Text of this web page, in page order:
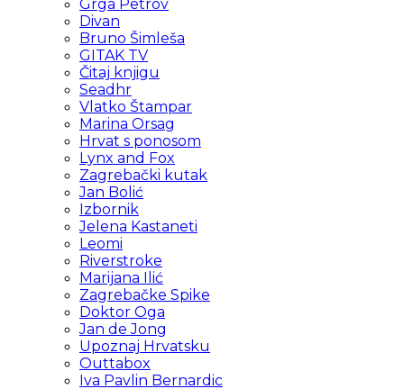
Grga Petrov
Divan
Bruno Šimleša
GITAK TV
Čitaj knjigu
Seadhr
Vlatko Štampar
Marina Orsag
Hrvat s ponosom
Lynx and Fox
Zagrebački kutak
Jan Bolić
Izbornik
Jelena Kastaneti
Leomi
Riverstroke
Marijana Ilić
Zagrebačke Spike
Doktor Oga
Jan de Jong
Upoznaj Hrvatsku
Outtabox
Iva Pavlin Bernardic